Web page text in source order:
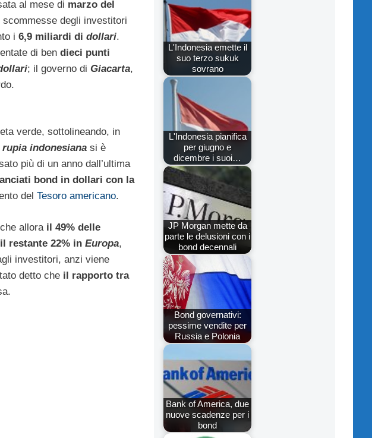
al mese di marzo del
scommesse degli investitori
i 6,9 miliardi di dollari.
di ben dieci punti
; il governo di Giacarta,
verde, sottolineando, in
rupia indonesiana si è
più di un anno dall’ultima
bond in dollari con la
del Tesoro americano.
allora il 49% delle
restante 22% in Europa,
investitori, anzi viene
detto che il rapporto tra
L'Indonesia emette il
suo terzo sukuk
sovrano
L'Indonesia pianifica
per giugno e
dicembre i suoi…
JP Morgan mette da
parte le delusioni con i
bond decennali
Bond governativi:
pessime vendite per
Russia e Polonia
Bank of America, due
nuove scadenze per i
bond